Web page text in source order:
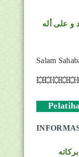
و على أله
Salam